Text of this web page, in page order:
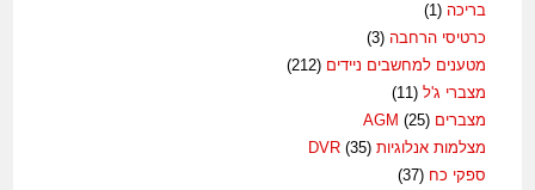
בריכה (1)
כרטיסי הרחבה (3)
מטענים למחשבים ניידים (212)
מצברי ג'ל (11)
מצברים AGM(25)
מצלמות אנלוגיות DVR(35)
ספקי כח (37)